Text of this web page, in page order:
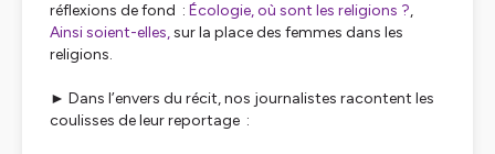
réflexions de fond : Écologie, où sont les religions ?,
Ainsi soient-elles,sur la place des femmes dans les
religions.
► Dans l’envers du récit,nos journalistes racontent les
coulisses de leur reportage :